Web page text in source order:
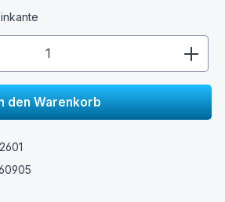
den Warenkorb